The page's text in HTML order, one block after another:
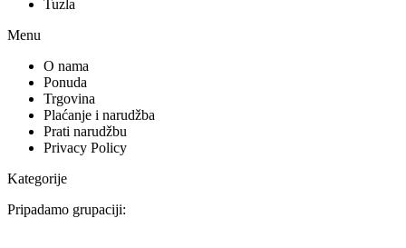
Tuzla
Menu
O nama
Ponuda
Trgovina
Plaćanje i narudžba
Prati narudžbu
Privacy Policy
Kategorije
Pripadamo grupaciji: